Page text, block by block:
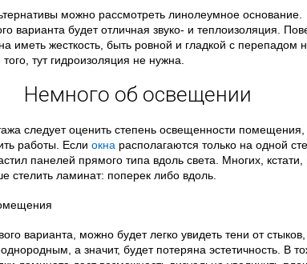
можно рассмотреть линолеумное основание.
варианта будет отличная звуко- и теплоизоляция.
иметь жесткость, быть ровной и гладкой с перепадом
тут гидроизоляция не нужна.
Немного об освещении
следует оценить степень освещенности помещения,
работы. Если окна располагаются только на одной
панелей прямого типа вдоль света. Многих, кстати,
стелить ламинат: поперек либо вдоль.
варианта, можно будет легко увидеть тени от
а значит, будет потеряна эстетичность. В